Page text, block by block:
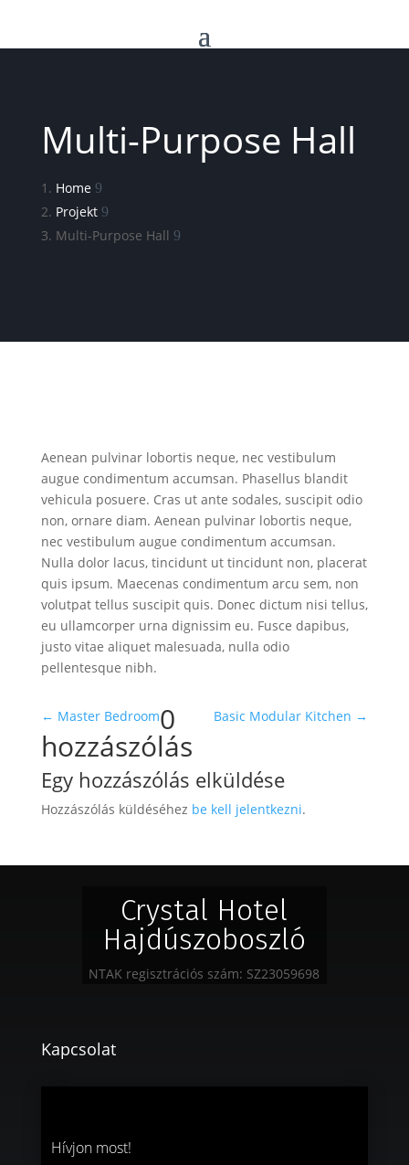
Multi-Purpose Hall
Home
Projekt
Multi-Purpose Hall
Aenean pulvinar lobortis neque, nec vestibulum
augue condimentum accumsan. Phasellus blandit
vehicula posuere. Cras ut ante sodales, suscipit odio
non, ornare diam. Aenean pulvinar lobortis neque,
nec vestibulum augue condimentum accumsan.
Nulla dolor lacus, tincidunt ut tincidunt non, placerat
quis ipsum. Maecenas condimentum arcu sem, non
volutpat tellus suscipit quis. Donec dictum nisi tellus,
eu ullamcorper urna dignissim eu. Fusce dapibus,
justo vitae aliquet malesuada, nulla odio
pellentesque nibh.
← Master Bedroom Basic Modular Kitchen →
0
hozzászólás
Egy hozzászólás elküldése
Hozzászólás küldéséhez be kell jelentkezni.
Crystal Hotel
Hajdúszoboszló
NTAK regisztrációs szám: SZ23059698
Kapcsolat
Hívjon most!